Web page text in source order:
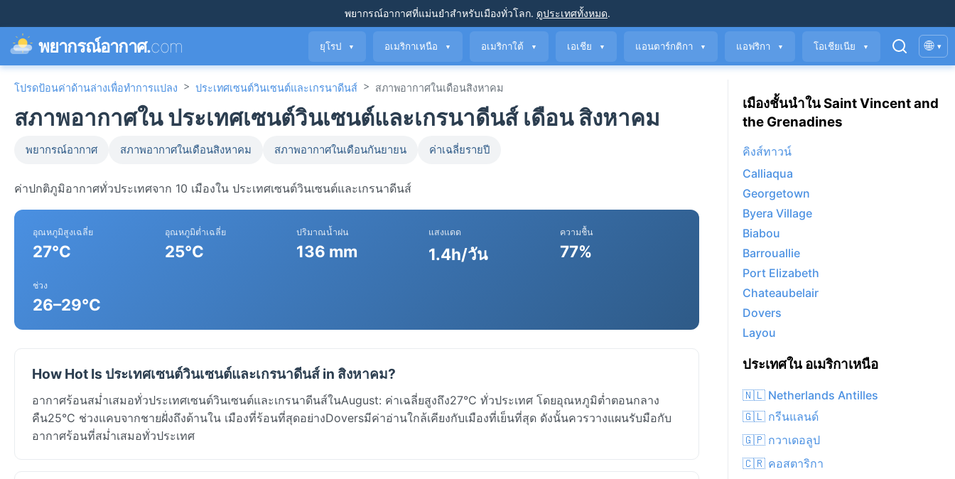
พยากรณ์อากาศที่แม่นยำสำหรับเมืองทั่วโลก. ดูประเทศทั้งหมด.
พยากรณ์อากาศ.com ยุโรป ▼ อเมริกาเหนือ ▼ อเมริกาใต้ ▼ เอเชีย ▼ แอนตาร์กติกา ▼ แอฟริกา ▼ โอเชียเนีย ▼ 🌐 ▾
โปรดป้อนค่าด้านล่างเพื่อทำการแปลง > ประเทศเซนต์วินเซนต์และเกรนาดีนส์ > สภาพอากาศในเดือนสิงหาคม
สภาพอากาศใน ประเทศเซนต์วินเซนต์และเกรนาดีนส์ เดือน สิงหาคม
พยากรณ์อากาศ สภาพอากาศในเดือนสิงหาคม สภาพอากาศในเดือนกันยายน ค่าเฉลี่ยรายปี
ค่าปกติภูมิอากาศทั่วประเทศจาก 10 เมืองใน ประเทศเซนต์วินเซนต์และเกรนาดีนส์
อุณหภูมิสูงเฉลี่ย
27°C
อุณหภูมิต่ำเฉลี่ย
25°C
ปริมาณน้ำฝน
136 mm
แสงแดด
1.4h/วัน
ความชื้น
77%
ช่วง
26–29°C
How Hot Is ประเทศเซนต์วินเซนต์และเกรนาดีนส์ in สิงหาคม?
อากาศร้อนสม่ำเสมอทั่วประเทศเซนต์วินเซนต์และเกรนาดีนส์ในAugust: ค่าเฉลี่ยสูงถึง27°C ทั่วประเทศ โดยอุณหภูมิต่ำตอนกลาง
คืน25°C ช่วงแคบจากชายฝั่งถึงด้านใน เมืองที่ร้อนที่สุดอย่างDoversมีค่าอ่านใกล้เคียงกับเมืองที่เย็นที่สุด ดังนั้นควรวางแผนรับมือกับ
อากาศร้อนที่สม่ำเสมอทั่วประเทศ
เมืองชั้นนำใน Saint Vincent and
the Grenadines
คิงส์ทาวน์
Calliaqua
Georgetown
Byera Village
Biabou
Barrouallie
Port Elizabeth
Chateaubelair
Dovers
Layou
ประเทศใน อเมริกาเหนือ
🇳🇱 Netherlands Antilles
🇬🇱 กรีนแลนด์
🇬🇵 กวาเดอลูป
🇨🇷 คอสตาริกา